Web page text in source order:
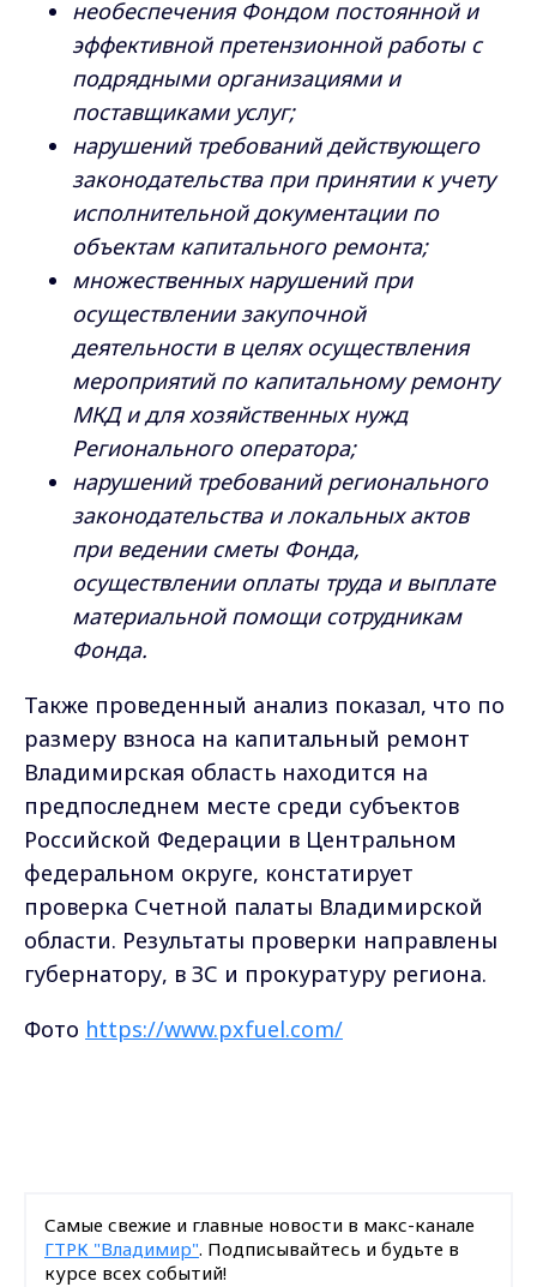
необеспечения Фондом постоянной и
эффективной претензионной работы с
подрядными организациями и
поставщиками услуг;
нарушений требований действующего
законодательства при принятии к учету
исполнительной документации по
объектам капитального ремонта;
множественных нарушений при
осуществлении закупочной
деятельности в целях осуществления
мероприятий по капитальному ремонту
МКД и для хозяйственных нужд
Регионального оператора;
нарушений требований регионального
законодательства и локальных актов
при ведении сметы Фонда,
осуществлении оплаты труда и выплате
материальной помощи сотрудникам
Фонда.
Также проведенный анализ показал, что по
размеру взноса на капитальный ремонт
Владимирская область находится на
предпоследнем месте среди субъектов
Российской Федерации в Центральном
федеральном округе, констатирует
проверка Счетной палаты Владимирской
области. Результаты проверки направлены
губернатору, в ЗС и прокуратуру региона.
Фото https://www.pxfuel.com/
Самые свежие и главные новости в макс-канале
ГТРК "Владимир". Подписывайтесь и будьте в
курсе всех событий!